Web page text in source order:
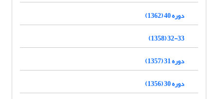
دوره 40 (1362)
32-33 (1358)
دوره 31 (1357)
دوره 30 (1356)